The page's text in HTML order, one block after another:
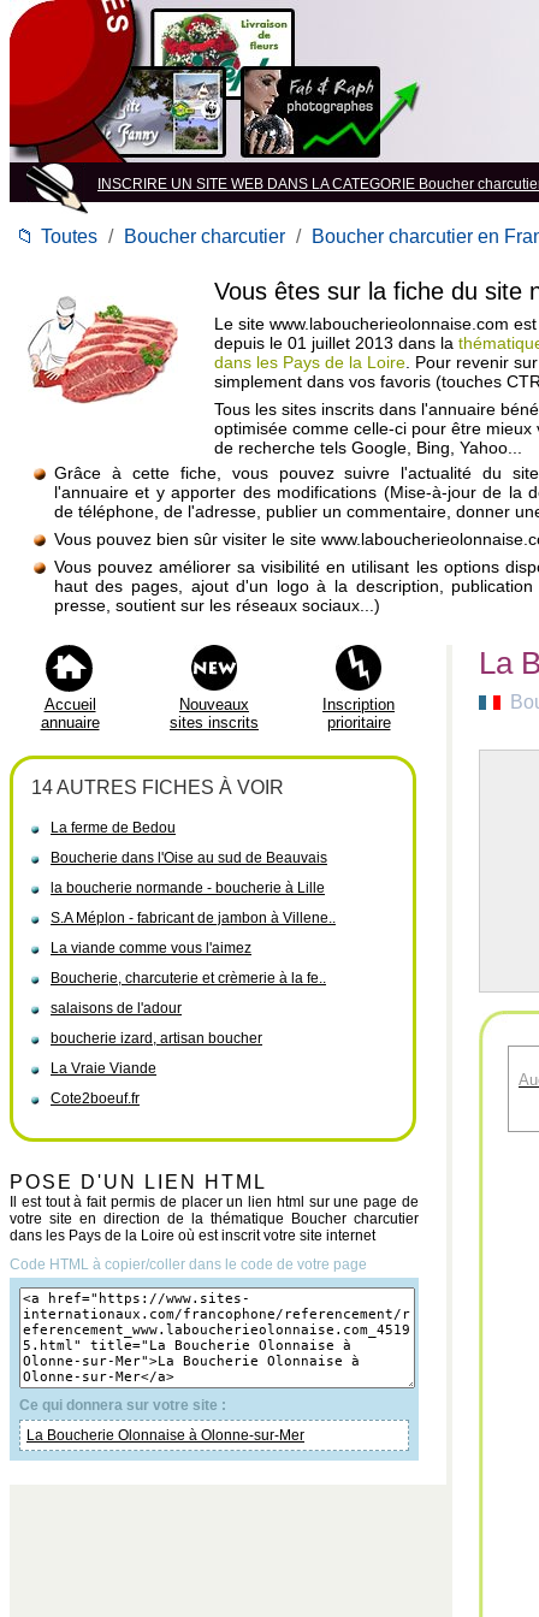
INSCRIRE UN SITE WEB DANS LA CATEGORIE Boucher
📁 Toutes / Boucher charcutier / Boucher charcutier en
Vous êtes sur la fiche du site
Le site www.laboucherieolonnaise.com
depuis le 01 juillet 2013 dans la
dans les Pays de la Loire . Pour revenir
simplement dans vos favoris (touches
Tous les sites inscrits dans l'annuaire
optimisée comme celle-ci pour être mieux
de recherche tels Google, Bing, Yahoo...
Grâce à cette fiche, vous pouvez suivre l'actualité du
l'annuaire et y apporter des modifications (Mise-à-jour de la
de téléphone, de l'adresse, publier un commentaire, donner
Vous pouvez bien sûr visiter le site
Vous pouvez améliorer sa visibilité en utilisant les options
haut des pages, ajout d'un logo à la description,
presse, soutient sur les réseaux sociaux...)
Accueil
annuaire
Nouveaux
sites inscrits
Inscription
prioritaire
14 AUTRES FICHES À VOIR
La ferme de Bedou
Boucherie dans l'Oise au sud de Beauvais
la boucherie normande - boucherie à Lille
S.A Méplon - fabricant de jambon à Villene..
La viande comme vous l'aimez
Boucherie, charcuterie et crèmerie à la fe..
salaisons de l'adour
boucherie izard, artisan boucher
La Vraie Viande
Cote2boeuf.fr
POSE D'UN LIEN HTML
Il est tout à fait permis de placer un lien html sur une page de
votre site en direction de la thématique Boucher charcutier
dans les Pays de la Loire où est inscrit votre site internet
Code HTML à copier/coller dans le code de votre page
Ce qui donnera sur votre site :
La Boucherie Olonnaise à Olonne-sur-Mer
La